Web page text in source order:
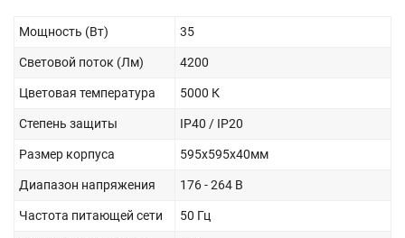
Мощность (Вт) 35
Световой поток (Лм) 4200
Цветовая температура 5000 К
Степень защиты IP40 / IP20
Размер корпуса 595х595х40мм
Диапазон напряжения 176 - 264 В
Частота питающей сети 50 Гц